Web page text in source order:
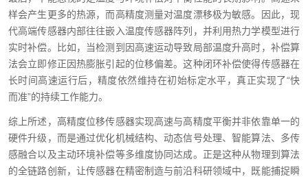
样会产生更多的热源，而高精度测量对温度漂移极为敏感。因此，现
代高端传感器内部往往嵌入温度传感器阵列，并利用热力学模型进行
实时补偿。比如，当检测到因高速运动导致局部温度升高时，补偿算
法会立即修正因热膨胀引起的位移偏差。这种闭环补偿使得传感器在
长时间高速运行后，精度依然维持在初始标定水平，真正实现了“快
而准”的持续工作能力。
综上所述，高精度位移传感器实现高速与高精度平衡并非依靠单一的
硬件升级，而是通过优化机械结构、动态信号处理、智能算法、多传
感融合以及主动环境补偿等多维度协同达成。正是这种从物理到算法
的全链路创新，让传感器在精密制造与前沿科研领域中，既能捕捉瞬